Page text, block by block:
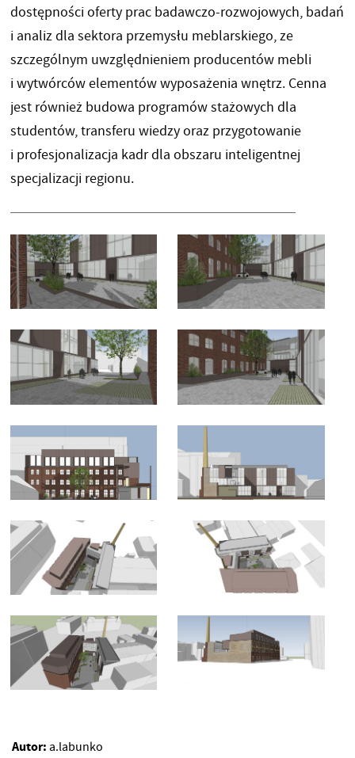
dostępności oferty prac badawczo-rozwojowych, badań
i analiz dla sektora przemysłu meblarskiego, ze
szczególnym uwzględnieniem producentów mebli
i wytwórców elementów wyposażenia wnętrz. Cenna
jest również budowa programów stażowych dla
studentów, transferu wiedzy oraz przygotowanie
i profesjonalizacja kadr dla obszaru inteligentnej
specjalizacji regionu.
Autor: a.labunko